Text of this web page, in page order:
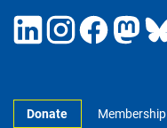
Donate Membership